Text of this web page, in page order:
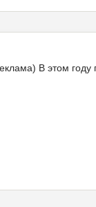
В этом году